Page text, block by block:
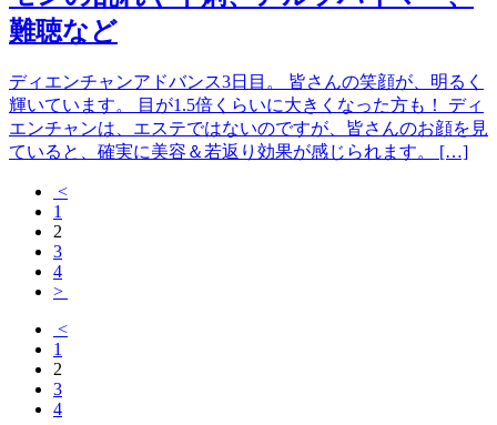
難聴など
ディエンチャンアドバンス3日目。 皆さんの笑顔が、明るく
輝いています。 目が1.5倍くらいに大きくなった方も！ ディ
エンチャンは、エステではないのですが、皆さんのお顔を見
ていると、確実に美容＆若返り効果が感じられます。 […]
<
1
2
3
4
>
<
1
2
3
4